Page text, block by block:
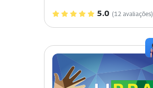
5.0 (12 avaliações)